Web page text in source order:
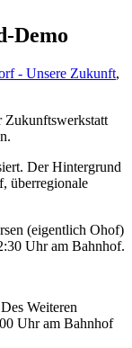
Demo
- Unsere Zukunft,
Zukunftswerkstatt
Der Hintergrund
überregionale
(eigentlich Ohof)
Uhr am Bahnhof.
Weiteren
Uhr am Bahnhof